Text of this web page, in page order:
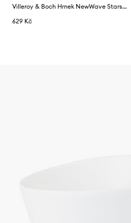
Villeroy & Boch Hrnek NewWave Stars, Byk
629 Kč